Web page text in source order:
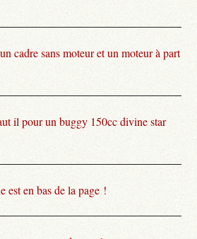
cadre sans moteur et un moteur à part
il pour un buggy 150cc divine star
est en bas de la page !